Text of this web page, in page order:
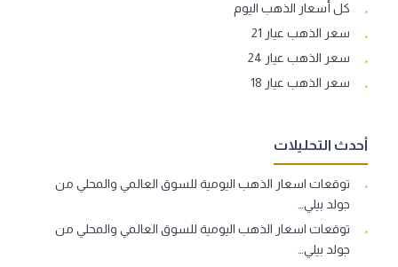
كل أسعار الذهب اليوم
سعر الذهب عيار 21
سعر الذهب عيار 24
سعر الذهب عيار 18
أحدث التحليلات
توقعات اسعار الذهب اليومية للسوق العالمي والمحلي من
جولد بيلي…
توقعات اسعار الذهب اليومية للسوق العالمي والمحلي من
جولد بيلي…